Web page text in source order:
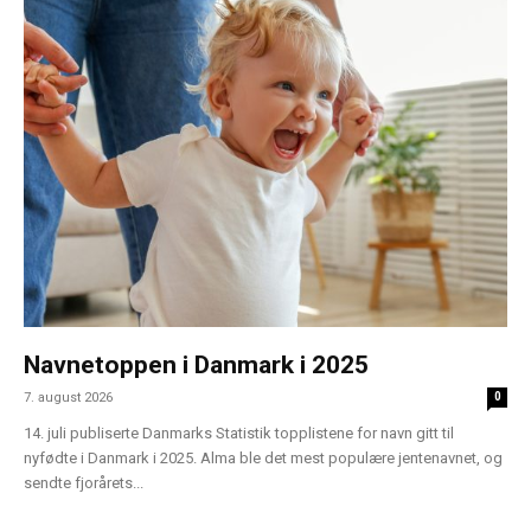
Navnetoppen i Danmark i 2025
7. august 2026 0
14. juli publiserte Danmarks Statistik topplistene for navn gitt til
nyfødte i Danmark i 2025. Alma ble det mest populære jentenavnet, og
sendte fjorårets...